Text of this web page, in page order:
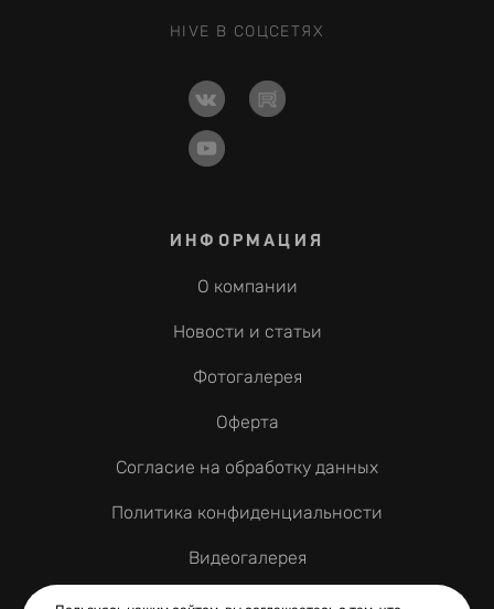
HIVE В СОЦСЕТЯХ
ИНФОРМАЦИЯ
О компании
Новости и статьи
Фотогалерея
Оферта
Согласие на обработку данных
Политика конфиденциальности
Видеогалерея
Контакты